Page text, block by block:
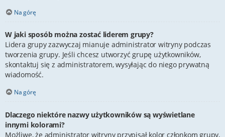
Na górę
W jaki sposób można zostać liderem grupy?
Lidera grupy zazwyczaj mianuje administrator witryny podczas
tworzenia grupy. Jeśli chcesz utworzyć grupę użytkowników,
skontaktuj się z administratorem, wysyłając do niego prywatną
wiadomość.
Na górę
Dlaczego niektóre nazwy użytkowników są wyświetlane
innymi kolorami?
Możliwe, że administrator witryny przypisał kolor członkom grupy,